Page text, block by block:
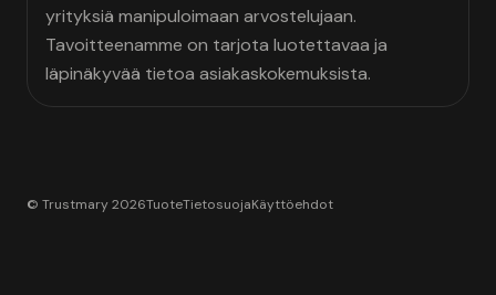
yrityksiä manipuloimaan arvostelujaan.
Tavoitteenamme on tarjota luotettavaa ja
läpinäkyvää tietoa asiakaskokemuksista.
© Trustmary 2026TuoteTietosuojaKäyttöehdot